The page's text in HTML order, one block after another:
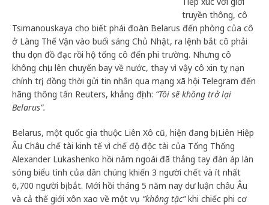
truyền thông, cô
Tsimanouskaya cho biết phái đoàn Belarus đến phòng của cô
ở Làng Thế Vận vào buổi sáng Chủ Nhật, ra lệnh bắt cô phải
thu dọn đồ đạc rồi hộ tống cô đến phi trường. Nhưng cô
không chịu lên chuyến bay về nước, thay vì vậy cô xin tỵ nạn
chính trị, đồng thời gửi tin nhắn qua mạng xã hội Telegram đến
hãng thông tấn Reuters, khẳng định: “Tôi sẽ không trở lại
Belarus”.
Belarus, một quốc gia thuộc Liên Xô cũ, hiện đang bị Liên Hiệp
Âu Châu chế tài kinh tế vì chế độ độc tài của Tổng Thống
Alexander Lukashenko hồi năm ngoái đã thẳng tay đàn áp làn
sóng biểu tình của dân chúng khiến 3 người chết và ít nhất
6,700 người bị bắt. Mới hồi tháng 5 năm nay dư luận châu Âu
và cả thế giới xôn xao về một vụ “không tặc”khi chiếc phi cơ